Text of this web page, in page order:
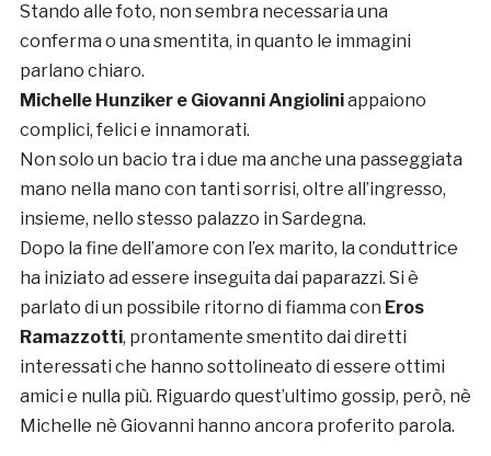
Stando alle foto, non sembra necessaria una
conferma o una smentita, in quanto le immagini
parlano chiaro.
Michelle Hunziker e Giovanni Angioliniappaiono
complici, felici e innamorati.
Non solo un bacio tra i due ma anche una passeggiata
mano nella mano con tanti sorrisi, oltre all’ingresso,
insieme, nello stesso palazzo in Sardegna.
Dopo la fine dell’amore con l’ex marito, la conduttrice
ha iniziato ad essere inseguita dai paparazzi. Si è
parlato di un possibile ritorno di fiamma con Eros
Ramazzotti, prontamente smentito dai diretti
interessati che hanno sottolineato di essere ottimi
amici e nulla più. Riguardo quest’ultimo gossip, però, nè
Michelle nè Giovanni hanno ancora proferito parola.